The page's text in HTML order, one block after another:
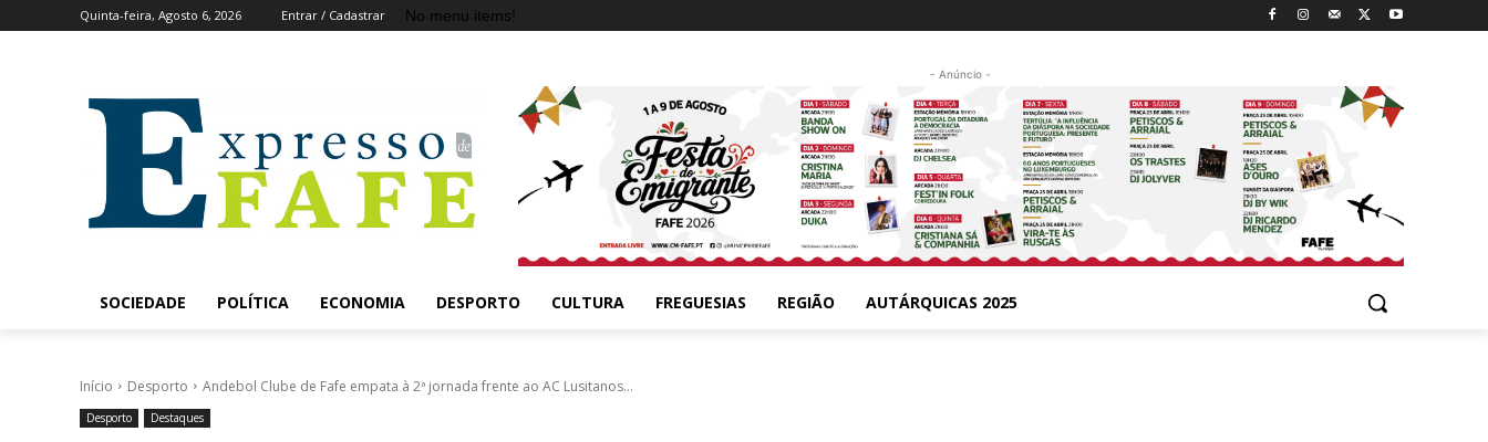
Quinta-feira, Agosto 6, 2026 Entrar / Cadastrar No menu items!
- Anúncio -
SOCIEDADE POLÍTICA ECONOMIA DESPORTO CULTURA FREGUESIAS REGIÃO AUTÁRQUICAS 2025
Início Desporto Andebol Clube de Fafe empata à 2ª jornada frente ao AC Lusitanos...
Desporto Destaques